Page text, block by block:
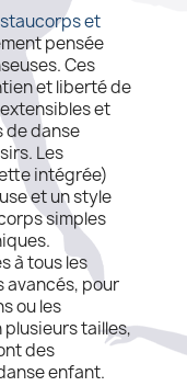
et
pensée
Ces
et liberté de
et
de danse
Les
intégrée)
et un style
simples
à tous les
avancés, pour
ou les
tailles,
des
enfant.